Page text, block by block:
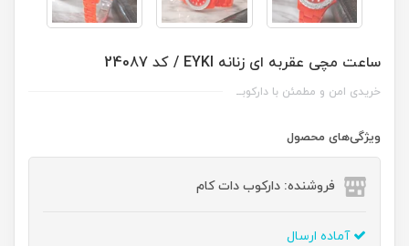
ساعت مچی عقربه ای زنانه EYKI / کد 24087
خریدی امن و مطمئن با دارکوبــ
ویژگی‌های محصول
فروشنده: دارکوب دات کام
آماده ارسال